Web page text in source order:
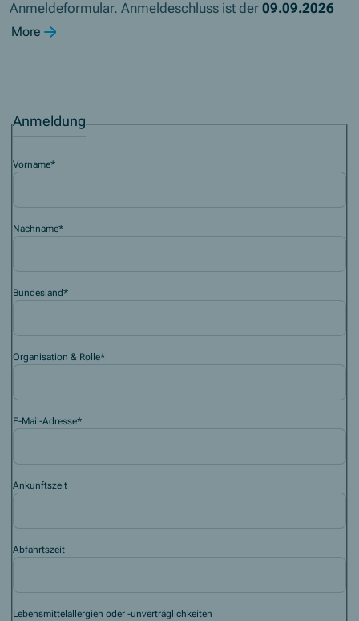
Anmeldeformular. Anmeldeschluss ist der09.09.2026
More
Anmeldung
Vorname*
Nachname*
Bundesland*
Organisation & Rolle*
E-Mail-Adresse*
Ankunftszeit
Abfahrtszeit
Lebensmittelallergien oder -unverträglichkeiten